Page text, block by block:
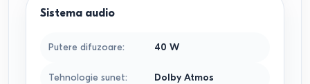
Sistema audio
Putere difuzoare: 40 W
Tehnologie sunet: Dolby Atmos